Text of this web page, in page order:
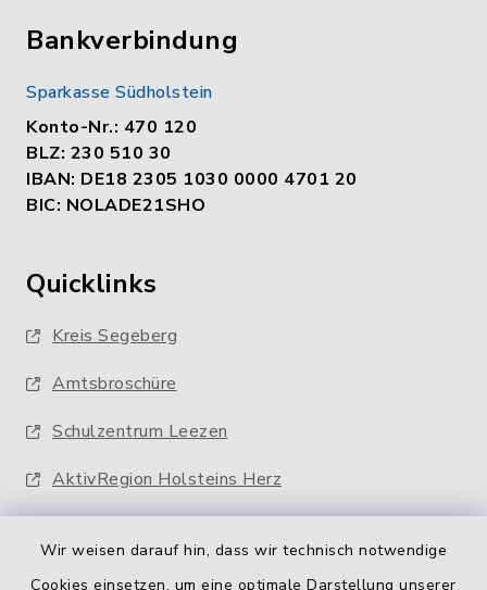
Wir weisen darauf hin, dass wir technisch notwendige
Cookies einsetzen, um eine optimale Darstellung unserer
Bankverbindung
Sparkasse Südholstein
Konto-Nr.: 470 120
BLZ: 230 510 30
IBAN: DE18 2305 1030 0000 4701 20
BIC: NOLADE21SHO
Quicklinks
Kreis Segeberg
Amtsbroschüre
Schulzentrum Leezen
AktivRegion Holsteins Herz